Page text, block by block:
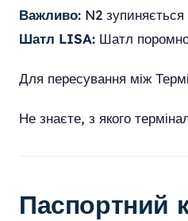
Важливо: N2
Шатл LISA: Шатл
Для пересування між
Не знаєте, з якого
Паспортний